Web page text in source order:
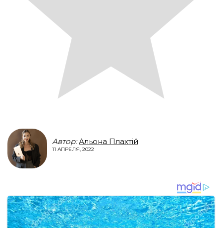
Автор: Альона Плахтій
11 АПРЕЛЯ, 2022